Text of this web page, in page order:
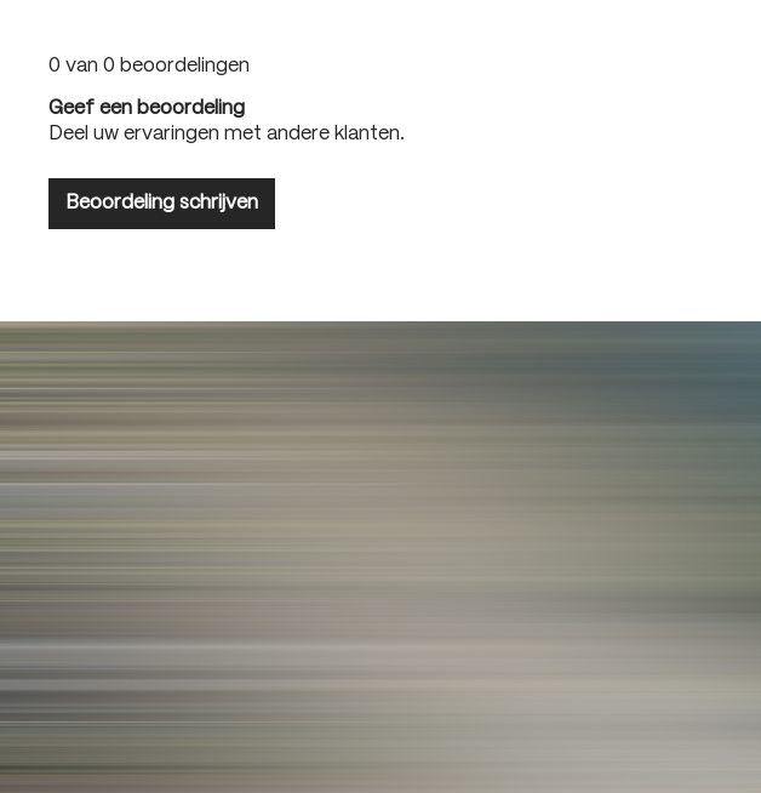
0 van 0 beoordelingen
Geef een beoordeling
Deel uw ervaringen met andere klanten.
Beoordeling schrijven